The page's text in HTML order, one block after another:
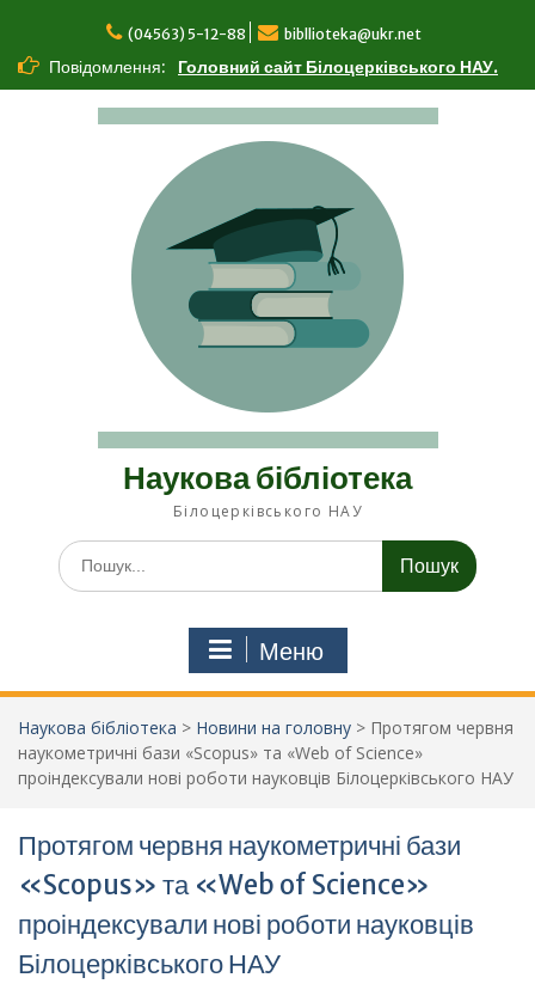
вмісту
(04563) 5-12-88 bibllioteka@ukr.net
Повідомлення: Головний сайт Білоцерківського НАУ.
Наукова бібліотека
Білоцерківського НАУ
Шукати:
Меню
Наукова бібліотека > Новини на головну > Протягом червня
наукометричні бази «Scopus» та «Web of Science»
проіндексували нові роботи науковців Білоцерківського НАУ
Протягом червня наукометричні бази
«Scopus» та «Web of Science»
проіндексували нові роботи науковців
Білоцерківського НАУ